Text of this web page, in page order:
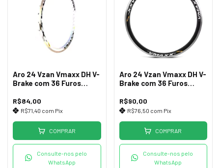
Aro 24 Vzan Vmaxx DH V-
Brake com 36 Furos
R$84,00
R$71,40 com Pix
COMPRAR
Consulte-nos pelo
WhatsApp
Aro 24 Vzan Vmaxx DH V-
Brake com 36 Furos
R$90,00
R$76,50 com Pix
COMPRAR
Consulte-nos pelo
WhatsApp